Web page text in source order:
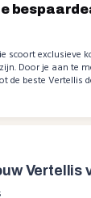
scoort exclusieve
Door je aan te
de beste Vertellis
Vertellis